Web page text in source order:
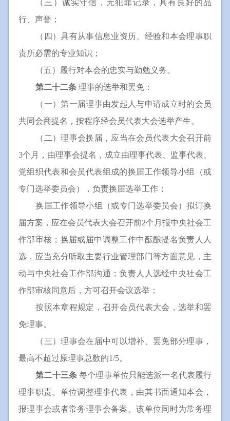
（三）诚实守信，无犯罪记录，具有良好的品
行、声誉；
（四）具有从事信息业资历、经验和本会理事职
责所必需的专业知识；
（五）履行对本会的忠实与勤勉义务。
第二十二条理事的选举和罢免：
（一）第一届理事由发起人与申请成立时的会员
共同会商提名，按程序经会员代表大会选举产生。
（二）理事会换届，应当在会员代表大会召开前
3个月，由理事会提名，成立由理事代表、监事代表、
党组织代表和会员代表组成的换届工作领导小组（或
专门选举委员会），负责换届选举工作；
换届工作领导小组（或专门选举委员会）拟订换
届方案，应在会员代表大会召开前2个月报中央社会工
作部审核；换届或届中调整工作中酝酿提名负责人人
选，应当充分听取主要行业管理部门等方面意见，主
动与中央社会工作部沟通；负责人人选经中央社会工
作部审核同意后，方可召开会议选举；
按照本章程规定，召开会员代表大会，选举和罢
免理事。
（三）理事会在届中可以增补、罢免部分理事，
最高不超过原理事总数的1/5。
第二十三条每个理事单位只能选派一名代表履行
理事职责。单位调整理事代表，由其书面通知本会，
报理事会或者常务理事会备案。该单位同时为常务理